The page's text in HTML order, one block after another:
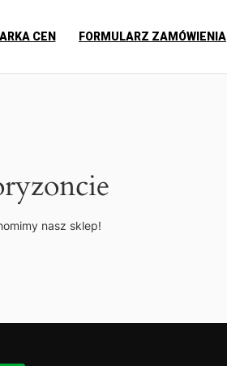
CEN FORMULARZ ZAMÓWIENIA
nasz sklep!